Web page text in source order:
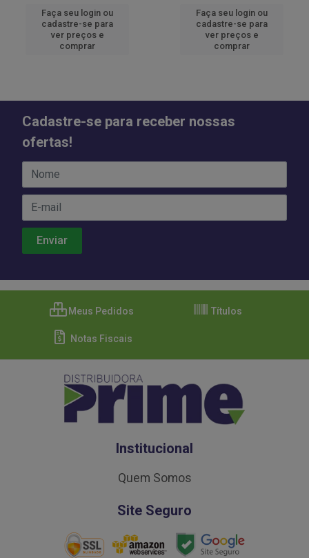
Faça seu login ou
cadastre-se para
ver preços e
comprar
Faça seu login ou
cadastre-se para
ver preços e
comprar
Cadastre-se para receber nossas
ofertas!
Meus Pedidos Títulos
Notas Fiscais
Institucional
Quem Somos
Site Seguro